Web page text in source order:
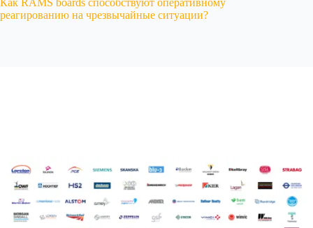
реагированию на чрезвычайные ситуации?